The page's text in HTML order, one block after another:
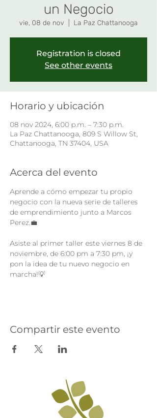
un Negocio
vie, 08 de nov La Paz Chattanooga
Registration is closed
See other events
Horario y ubicación
08 nov 2024, 6:00 p.m. – 7:30 p.m.
La Paz Chattanooga, 809 S Willow St,
Chattanooga, TN 37404, USA
Acerca del evento
Aprende a cómo empezar tu propio
negocio con la nueva serie de talleres
de emprendimiento junto a Marcos
Perez.💼
Asiste al primer taller este viernes 8 de
noviembre, de 6:00 pm a 7:30 pm, ¡y
pon la idea de tu nuevo negocio en
marcha!💡
Compartir este evento